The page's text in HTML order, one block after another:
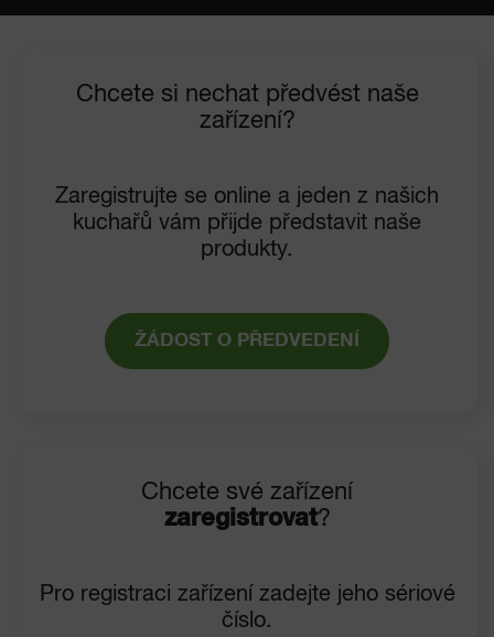
Chcete si nechat předvést naše
zařízení?
Zaregistrujte se online a jeden z našich
kuchařů vám přijde představit naše
produkty.
ŽÁDOST O PŘEDVEDENÍ
Chcete své zařízení
zaregistrovat?
Pro registraci zařízení zadejte jeho sériové
číslo.